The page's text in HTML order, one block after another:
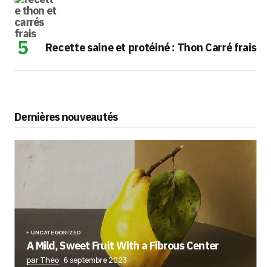
Recette saine et protéiné : Thon Carré frais
Dernières nouveautés
UNCATEGORIZED
A Mild, Sweet Fruit With a Fibrous Center
par Théo 6 septembre 2023